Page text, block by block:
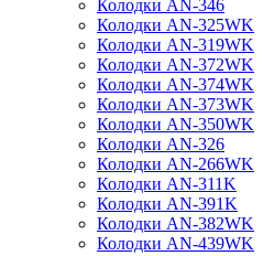
Колодки AN-346
Колодки AN-325WK
Колодки AN-319WK
Колодки AN-372WK
Колодки AN-374WK
Колодки AN-373WK
Колодки AN-350WK
Колодки AN-326
Колодки AN-266WK
Колодки AN-311K
Колодки AN-391K
Колодки AN-382WK
Колодки AN-439WK